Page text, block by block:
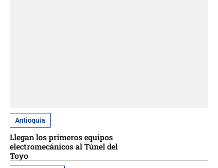
Antioquia
Llegan los primeros equipos
electromecánicos al Túnel del
Toyo